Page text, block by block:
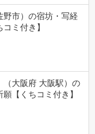
野市）の宿坊・写経
ミ付き】
（大阪府 大阪駅）の
【くちコミ付き】